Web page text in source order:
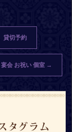
貸切予約
会 お祝い 個室 →